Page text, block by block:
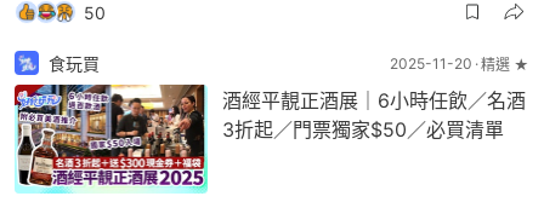
50
食玩買 2025-11-20 精選 ★
酒經平靚正酒展｜6小時任飲／名酒
3折起／門票獨家$50／必買清單